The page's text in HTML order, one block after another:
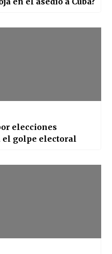
elecciones
el golpe electoral